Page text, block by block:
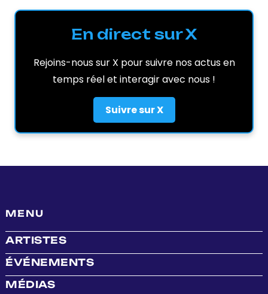
En direct sur X
Rejoins-nous sur X pour suivre nos actus en
temps réel et interagir avec nous !
Suivre sur X
MENU
ARTISTES
ÉVÉNEMENTS
MÉDIAS